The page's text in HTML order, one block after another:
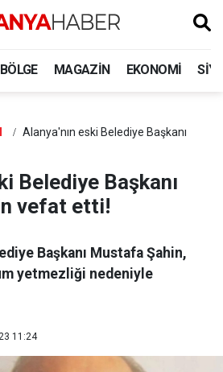
BÖLGE MAGAZIN EKONOMI
Alanya'nın eski Belediye Başkanı
Belediye Başkanı
vefat etti!
Başkanı Mustafa Şahin,
yetmezliği nedeniyle
11:24